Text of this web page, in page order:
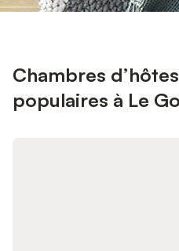
Chambres
populaires à Le